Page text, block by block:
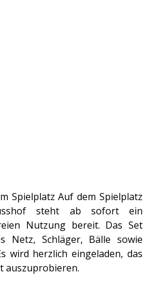
Spielplatz Auf dem Spielplatz
steht ab sofort ein
Nutzung bereit. Das Set
Netz, Schläger, Bälle sowie
wird herzlich eingeladen, das
auszuprobieren.